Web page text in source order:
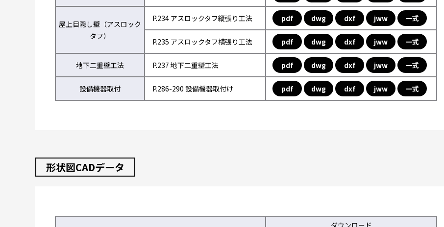
屋上目隠し壁（アスロック
タフ）
P.234 アスロックタフ縦張り工法 pdf dwg dxf jww 一式
P.235 アスロックタフ横張り工法 pdf dwg dxf jww 一式
地下二重壁工法 P.237 地下二重壁工法 pdf dwg dxf jww 一式
設備機器取付 P.286-290 設備機器取付け pdf dwg dxf jww 一式
形状図CADデータ
ダウンロード